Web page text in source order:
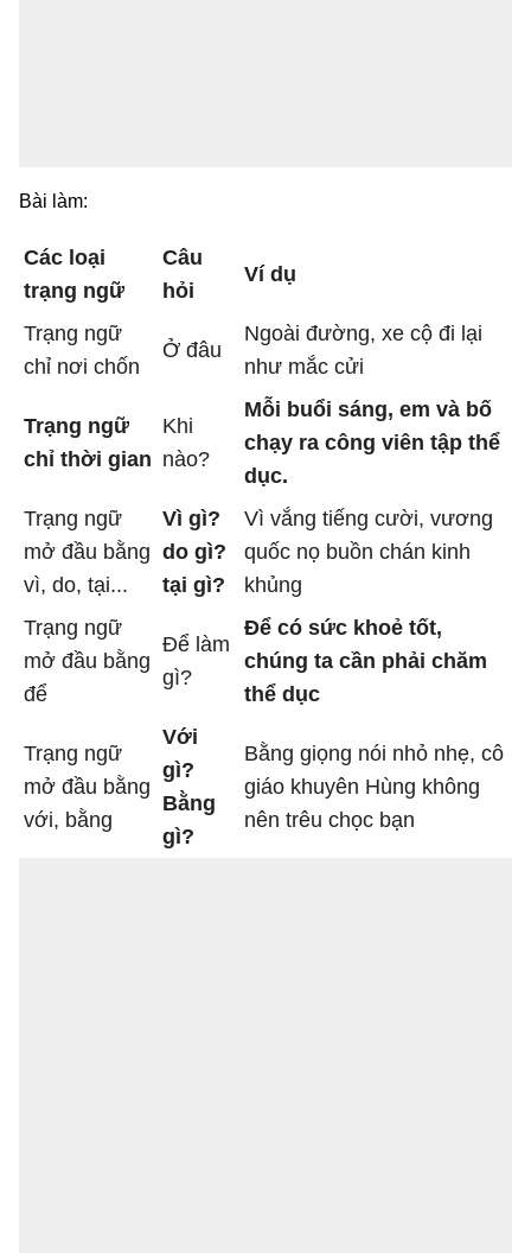
Bài làm:
Các loại
trạng ngữ
Câu
hỏi
Ví dụ
Trạng ngữ
chỉ nơi chốn
Ở đâu
Ngoài đường, xe cộ đi lại
như mắc cửi
Trạng ngữ
chỉ thời gian
Khi
nào?
Mỗi buổi sáng, em và bố
chạy ra công viên tập thể
dục.
Trạng ngữ
mở đầu bằng
vì, do, tại...
Vì gì?
do gì?
tại gì?
Vì vắng tiếng cười, vương
quốc nọ buồn chán kinh
khủng
Trạng ngữ
mở đầu bằng
để
Để làm
gì?
Để có sức khoẻ tốt,
chúng ta cần phải chăm
thể dục
Trạng ngữ
mở đầu bằng
với, bằng
Với
gì?
Bằng
gì?
Bằng giọng nói nhỏ nhẹ, cô
giáo khuyên Hùng không
nên trêu chọc bạn